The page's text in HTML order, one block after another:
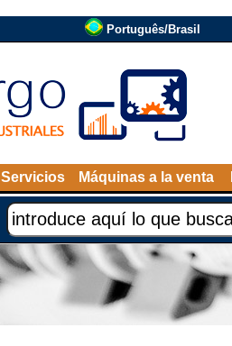
Português/Brasil
Servicios Máquinas a la venta